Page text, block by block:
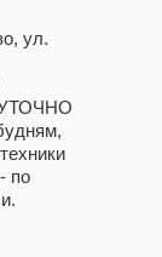
ул.
по